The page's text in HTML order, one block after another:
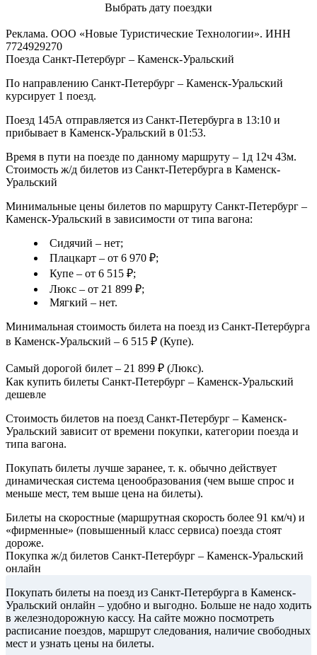
Выбрать дату поездки
Реклама. ООО «Новые Туристические Технологии». ИНН
7724929270
Поезда Санкт-Петербург – Каменск-Уральский
По направлению Санкт-Петербург – Каменск-Уральский
курсирует 1 поезд.
Поезд 145А отправляется из Санкт-Петербурга в 13:10 и
прибывает в Каменск-Уральский в 01:53.
Время в пути на поезде по данному маршруту – 1д 12ч 43м.
Стоимость ж/д билетов из Санкт-Петербурга в Каменск-
Уральский
Минимальные цены билетов по маршруту Санкт-Петербург –
Каменск-Уральский в зависимости от типа вагона:
Сидячий – нет;
Плацкарт – от 6 970 ₽;
Купе – от 6 515 ₽;
Люкс – от 21 899 ₽;
Мягкий – нет.
Минимальная стоимость билета на поезд из Санкт-Петербурга
в Каменск-Уральский – 6 515 ₽ (Купе).
Самый дорогой билет – 21 899 ₽ (Люкс).
Как купить билеты Санкт-Петербург – Каменск-Уральский
дешевле
Стоимость билетов на поезд Санкт-Петербург – Каменск-
Уральский зависит от времени покупки, категории поезда и
типа вагона.
Покупать билеты лучше заранее, т. к. обычно действует
динамическая система ценообразования (чем выше спрос и
меньше мест, тем выше цена на билеты).
Билеты на скоростные (маршрутная скорость более 91 км/ч) и
«фирменные» (повышенный класс сервиса) поезда стоят
дороже.
Покупка ж/д билетов Санкт-Петербург – Каменск-Уральский
онлайн
Покупать билеты на поезд из Санкт-Петербурга в Каменск-
Уральский онлайн – удобно и выгодно. Больше не надо ходить
в железнодорожную кассу. На сайте можно посмотреть
расписание поездов, маршрут следования, наличие свободных
мест и узнать цены на билеты.